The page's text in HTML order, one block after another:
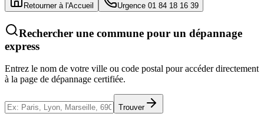
Retourner à l'Accueil Urgence 01 84 18 16 39
Rechercher une commune pour un dépannage
express
Entrez le nom de votre ville ou code postal pour accéder directement
à la page de dépannage certifiée.
Trouver